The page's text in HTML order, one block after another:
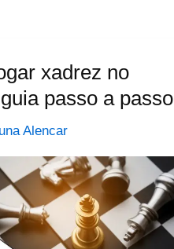
xadrez no
passo a passo
Alencar